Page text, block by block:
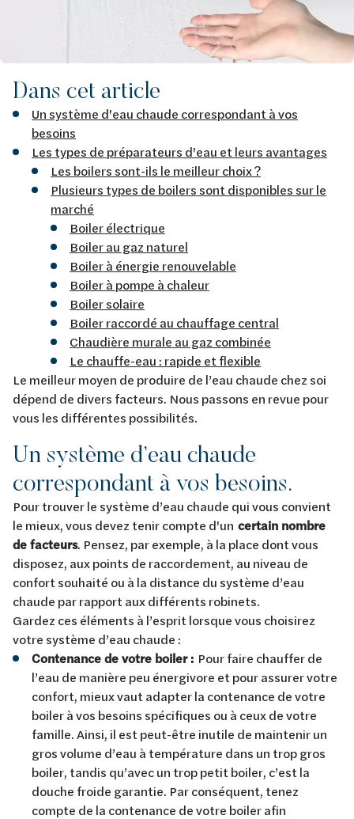
Dans cet article
Un système d'eau chaude correspondant à vos
besoins
Les types de préparateurs d'eau et leurs avantages
Les boilers sont-ils le meilleur choix ?
Plusieurs types de boilers sont disponibles sur le
marché
Boiler électrique
Boiler au gaz naturel
Boiler à énergie renouvelable
Boiler à pompe à chaleur
Boiler solaire
Boiler raccordé au chauffage central
Chaudière murale au gaz combinée
Le chauffe-eau : rapide et flexible
Le meilleur moyen de produire de l’eau chaude chez soi
dépend de divers facteurs. Nous passons en revue pour
vous les différentes possibilités.
Un système d’eau chaude
correspondant à vos besoins.
Pour trouver le système d’eau chaude qui vous convient
le mieux, vous devez tenir compte d'un certain nombre
de facteurs. Pensez, par exemple, à la place dont vous
disposez, aux points de raccordement, au niveau de
confort souhaité ou à la distance du système d’eau
chaude par rapport aux différents robinets.
Gardez ces éléments à l’esprit lorsque vous choisirez
votre système d’eau chaude :
Contenance de votre boiler : Pour faire chauffer de
l’eau de manière peu énergivore et pour assurer votre
confort, mieux vaut adapter la contenance de votre
boiler à vos besoins spécifiques ou à ceux de votre
famille. Ainsi, il est peut-être inutile de maintenir un
gros volume d’eau à température dans un trop gros
boiler, tandis qu’avec un trop petit boiler, c’est la
douche froide garantie. Par conséquent, tenez
compte de la contenance de votre boiler afin